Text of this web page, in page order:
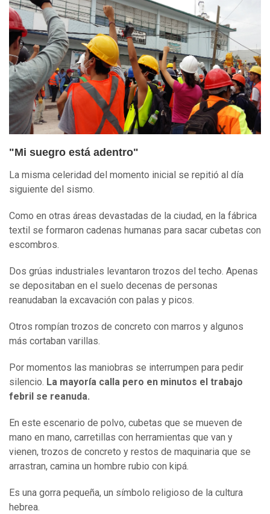
"Mi suegro está adentro"
La misma celeridad del momento inicial se repitió al día
siguiente del sismo.
Como en otras áreas devastadas de la ciudad, en la fábrica
textil se formaron cadenas humanas para sacar cubetas con
escombros.
Dos grúas industriales levantaron trozos del techo. Apenas
se depositaban en el suelo decenas de personas
reanudaban la excavación con palas y picos.
Otros rompían trozos de concreto con marros y algunos
más cortaban varillas.
Por momentos las maniobras se interrumpen para pedir
silencio. La mayoría calla pero en minutos el trabajo
febril se reanuda.
En este escenario de polvo, cubetas que se mueven de
mano en mano, carretillas con herramientas que van y
vienen, trozos de concreto y restos de maquinaria que se
arrastran, camina un hombre rubio con kipá.
Es una gorra pequeña, un símbolo religioso de la cultura
hebrea.